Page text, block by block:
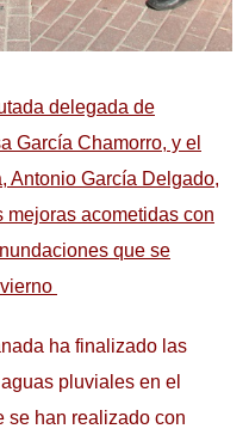
delegada de
García Chamorro, y el
Antonio García Delgado,
acometidas con
que se
ha finalizado las
pluviales en el
se han realizado con